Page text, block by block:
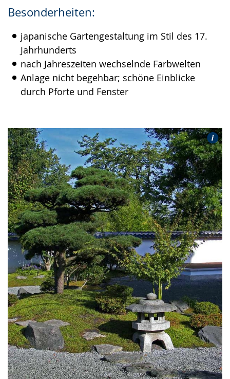
Besonderheiten:
japanische Gartengestaltung im Stil des 17.
Jahrhunderts
nach Jahreszeiten wechselnde Farbwelten
Anlage nicht begehbar; schöne Einblicke
durch Pforte und Fenster